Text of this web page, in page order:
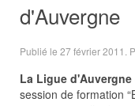
d'Auvergne
Publié le 27 février 2011 .
La Ligue
session de formation